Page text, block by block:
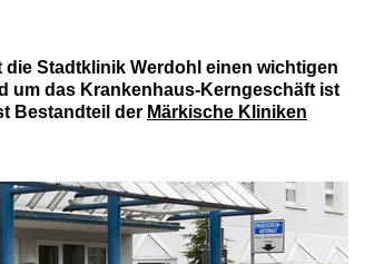
Stadtklinik Werdohl einen wichtigen
um das Krankenhaus-Kerngeschäft ist
Bestandteil der Märkische Kliniken